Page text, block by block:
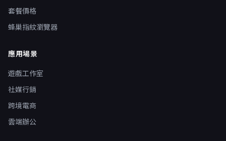
套餐價格
蜂巢指紋瀏覽器
應用場景
遊戲工作室
社媒行銷
跨境電商
雲端辦公